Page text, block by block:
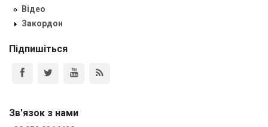
Відео
Закордон
Підпишіться
Зв'язок з нами